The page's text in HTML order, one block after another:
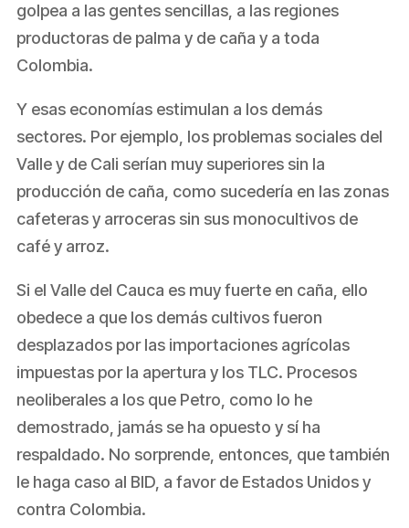
golpea a las gentes sencillas, a las regiones
productoras de palma y de caña y a toda
Colombia.
Y esas economías estimulan a los demás
sectores. Por ejemplo, los problemas sociales del
Valle y de Cali serían muy superiores sin la
producción de caña, como sucedería en las zonas
cafeteras y arroceras sin sus monocultivos de
café y arroz.
Si el Valle del Cauca es muy fuerte en caña, ello
obedece a que los demás cultivos fueron
desplazados por las importaciones agrícolas
impuestas por la apertura y los TLC. Procesos
neoliberales a los que Petro, como lo he
demostrado, jamás se ha opuesto y sí ha
respaldado. No sorprende, entonces, que también
le haga caso al BID, a favor de Estados Unidos y
contra Colombia.